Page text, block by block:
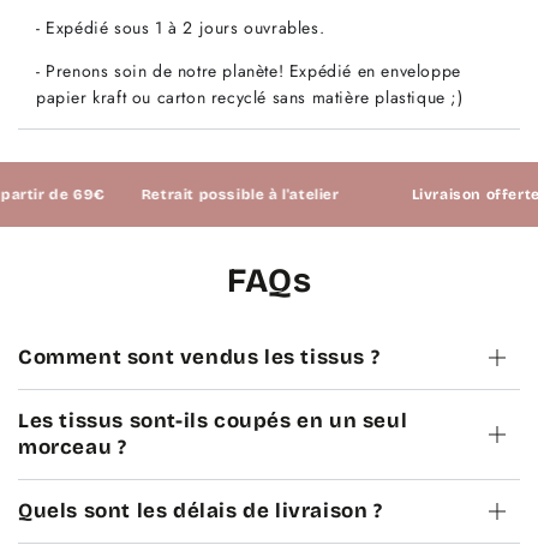
- Expédié sous 1 à 2 jours ouvrables.
- Prenons soin de notre planète! Expédié en enveloppe
papier kraft ou carton recyclé sans matière plastique ;)
69€ Retrait possible à l'atelier Livraison offerte à
FAQs
Comment sont vendus les tissus ?
Les tissus sont-ils coupés en un seul
morceau ?
Quels sont les délais de livraison ?